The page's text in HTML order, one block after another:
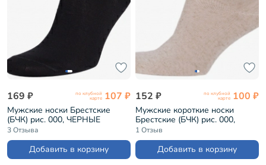
169 ₽ по клубной
карте 107 ₽
Мужские носки Брестские
(БЧК) рис. 000, ЧЕРНЫЕ
(14С2124)
3 Отзыва
Добавить в корзину
152 ₽ по клубной
карте 100 ₽
Мужские короткие носки
Брестские (БЧК) рис. 000,
НАТУРАЛЬНЫЕ (15С2612)
1 Отзыв
Добавить в корзину